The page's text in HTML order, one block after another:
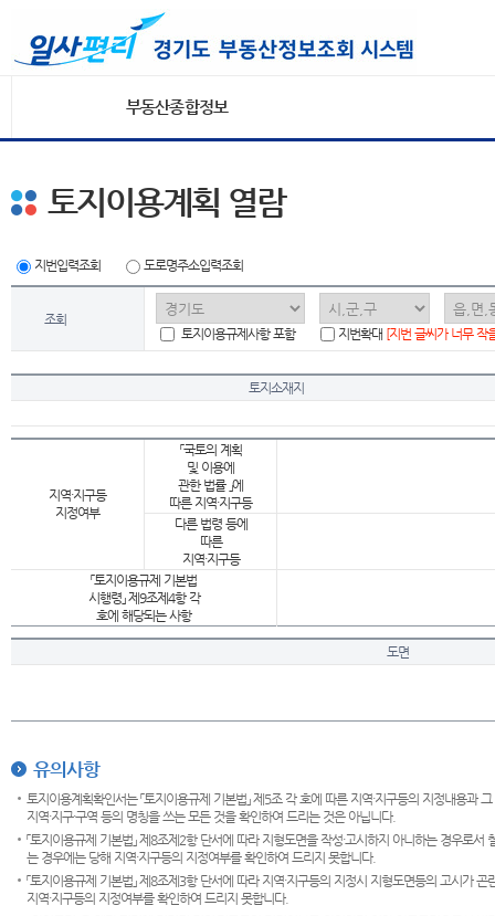
부동산종합정보
토지이용계획 열람
지번입력조회 도로명주소입력조회
조회
토지이용규제사항 포함
지번확대 [지번 글씨가 너무 작
토지소재지
지역·지구등
지정여부
「국토의 계획
및 이용에
관한 법률 」에
따른 지역·지구등
다른 법령 등에
따른
지역·지구등
「토지이용규제 기본법
시행령」 제9조제4항 각
호에 해당되는 사항
도면
유의사항
토지이용계획확인서는 「토지이용규제 기본법」 제5조 각 호에 따른 지역·지구등의 지정내용
지역·지구·구역 등의 명칭을 쓰는 모든 것을 확인하여 드리는 것은 아닙니다.
「토지이용규제 기본법」 제8조제2항 단서에 따라 지형도면을 작성·고시하지 아니하는 경우로
는 경우에는 당해 지역·지구등의 지정여부를 확인하여 드리지 못합니다.
「토지이용규제 기본법」 제8조제3항 단서에 따라 지역·지구등의 지정시 지형도면등의 고시가
지역·지구등의 지정여부를 확인하여 드리지 못합니다.